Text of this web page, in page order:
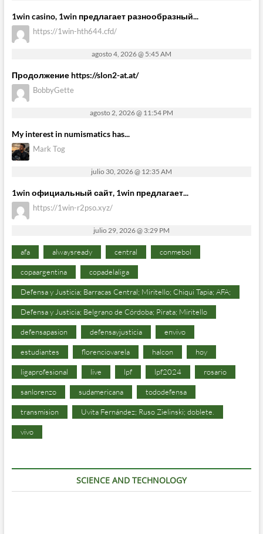
1win casino, 1win предлагает разнообразный...
https://1win-hth644.cfd/
agosto 4, 2026 @ 5:45 AM
Продолжение https://slon2-at.at/
BobbyGette
agosto 2, 2026 @ 11:54 PM
My interest in numismatics has...
Mark Tog
julio 30, 2026 @ 12:35 AM
1win официальный сайт, 1win предлагает...
https://1win-r2pso.xyz/
julio 29, 2026 @ 3:29 PM
afa alwaysready central conmebol
copaargentina copadelaliga
Defensa y Justicia; Barracas Central; Miritello; Chiqui Tapia; AFA;
Defensa y Justicia; Belgrano de Córdoba; Pirata; Miritello
defensapasion defensayjusticia envivo
estudiantes florenciovarela halcon hoy
ligaprofesional live lpf lpf2024 rosario
sanlorenzo sudamericana tododefensa
transmision Uvita Fernández; Ruso Zielinski; doblete.
vivo
SCIENCE AND TECHNOLOGY